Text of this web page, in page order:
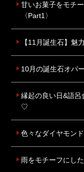
甘いお菓子をモチ
〈Part1〉
【11月誕生石】魅
10月の誕生石オパ
縁起の良い日&語呂
♡
色々なダイヤモン
雨をモチーフにし